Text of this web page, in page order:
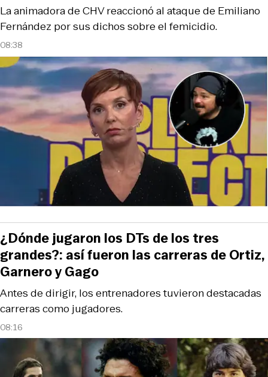
08:38
La animadora de CHV reaccionó al ataque de Emiliano
Fernández por sus dichos sobre el femicidio.
08:16
Antes de dirigir, los entrenadores tuvieron destacadas
carreras como jugadores.
¿Dónde jugaron los DTs de los tres
grandes?: así fueron las carreras de Ortiz,
Garnero y Gago